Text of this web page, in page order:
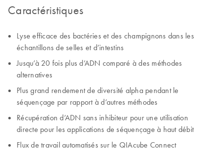
Caractéristiques
Lyse efficace des bactéries et des champignons dans les
échantillons de selles et d’intestins
Jusqu’à 20 fois plus d’ADN comparé à des méthodes
alternatives
Plus grand rendement de diversité alpha pendant le
séquençage par rapport à d’autres méthodes
Récupération d’ADN sans inhibiteur pour une utilisation
directe pour les applications de séquençage à haut débit
Flux de travail automatisés sur le QIAcube Connect